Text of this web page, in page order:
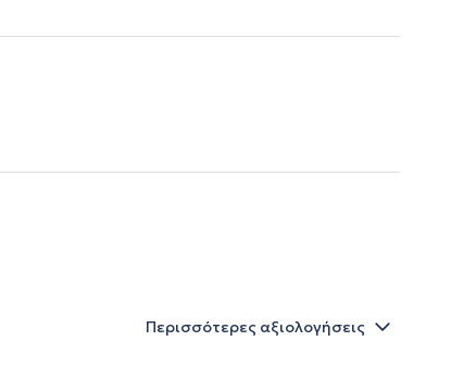
Περισσότερες αξιολογήσεις